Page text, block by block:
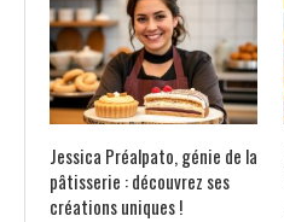
Jessica Préalpato, génie de la
pâtisserie : découvrez ses
créations uniques !